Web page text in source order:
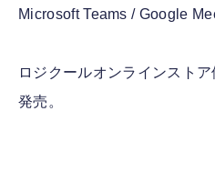
Microsoft Teams / Google
ロジクールオンラインスト
発売。